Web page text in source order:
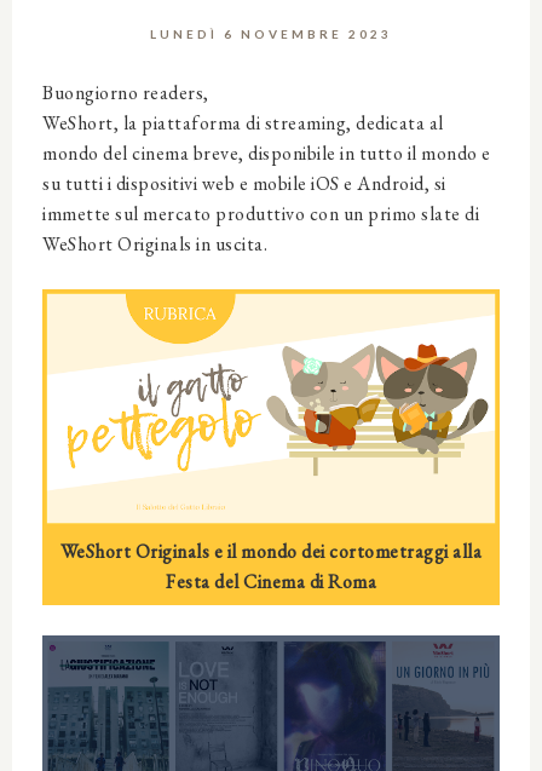
LUNEDÌ 6 NOVEMBRE 2023
Buongiorno readers,
WeShort, la piattaforma di streaming, dedicata al
mondo del cinema breve, disponibile in tutto il mondo e
su tutti i dispositivi web e mobile iOS e Android, si
immette sul mercato produttivo con un primo slate di
WeShort Originals in uscita.
WeShort Originals e il mondo dei cortometraggi alla
Festa del Cinema di Roma